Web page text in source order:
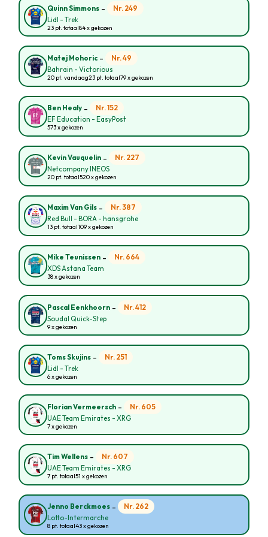
Quinn Simmons - Nr. 249
Lidl - Trek
23 pt. totaal84 x gekozen
Matej Mohoric - Nr. 49
Bahrain - Victorious
20 pt. vandaag23 pt. totaal79 x gekozen
Ben Healy - Nr. 152
EF Education - EasyPost
573 x gekozen
Kevin Vauquelin - Nr. 227
Netcompany INEOS
20 pt. totaal520 x gekozen
Maxim Van Gils - Nr. 387
Red Bull - BORA - hansgrohe
13 pt. totaal109 x gekozen
Mike Teunissen - Nr. 664
XDS Astana Team
38 x gekozen
Pascal Eenkhoorn - Nr. 412
Soudal Quick-Step
9 x gekozen
Toms Skujins - Nr. 251
Lidl - Trek
6 x gekozen
Florian Vermeersch - Nr. 605
UAE Team Emirates - XRG
7 x gekozen
Tim Wellens - Nr. 607
UAE Team Emirates - XRG
7 pt. totaal51 x gekozen
Jenno Berckmoes - Nr. 262
Lotto-Intermarche
8 pt. totaal43 x gekozen